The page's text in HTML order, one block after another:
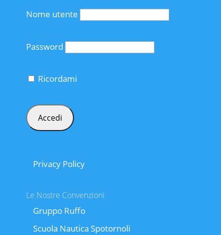
Nome utente
Password
Ricordami
Privacy Policy
Le Nostre Convenzioni
Gruppo Ruffo
Scuola Nautica Spotornoli